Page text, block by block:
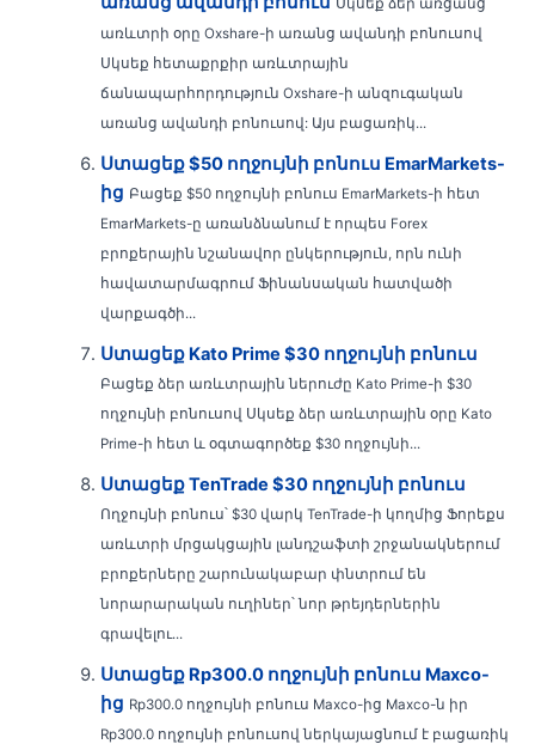
առևտրի օրը Oxshare-ի առանց ավանդի բոնուսով
Սկսեք հետաքրքիր առևտրային
ճանապարհորդություն Oxshare-ի անզուգական
առանց ավանդի բոնուսով: Այս բացառիկ...
Ստացեք $50 ողջույնի բոնուս EmarMarkets-
ից Բացեք $50 ողջույնի բոնուս EmarMarkets-ի հետ
EmarMarkets-ը առանձնանում է որպես Forex
բրոքերային նշանավոր ընկերություն, որն ունի
հավատարմագրում Ֆինանսական հատվածի
վարքագծի...
Ստացեք Kato Prime $30 ողջույնի բոնուս
Բացեք ձեր առևտրային ներուժը Kato Prime-ի $30
ողջույնի բոնուսով Սկսեք ձեր առևտրային օրը Kato
Prime-ի հետ և օգտագործեք $30 ողջույնի...
Ստացեք TenTrade $30 ողջույնի բոնուս
Ողջույնի բոնուս՝ $30 վարկ TenTrade-ի կողմից Ֆորեքս
առևտրի մրցակցային լանդշաֆտի շրջանակներում
բրոքերները շարունակաբար փնտրում են
նորարարական ուղիներ՝ նոր թրեյդերներին
գրավելու...
Ստացեք Rp300.0 ողջույնի բոնուս Maxco-
ից Rp300.0 ողջույնի բոնուս Maxco-ից Maxco-ն իր
Rp300.0 ողջույնի բոնուսով ներկայացնում է բացառիկ